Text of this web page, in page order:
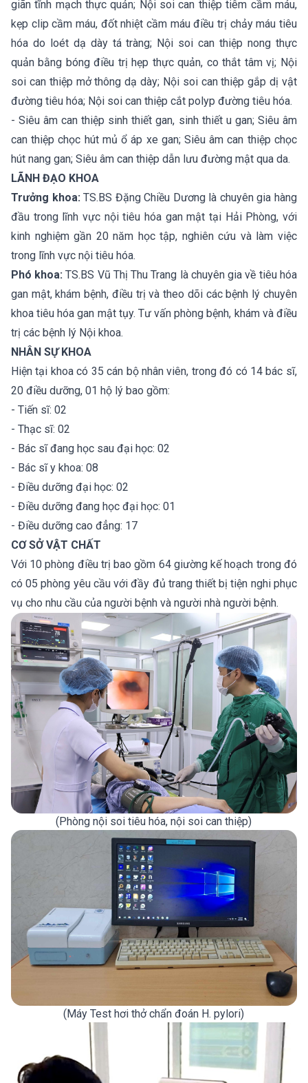
giãn tĩnh mạch thực quản; Nội soi can thiệp tiêm cầm máu,
kẹp clip cầm máu, đốt nhiệt cầm máu điều trị chảy máu tiêu
hóa do loét dạ dày tá tràng; Nội soi can thiệp nong thực
quản bằng bóng điều trị hẹp thực quản, co thắt tâm vị; Nội
soi can thiệp mở thông dạ dày; Nội soi can thiệp gắp dị vật
đường tiêu hóa; Nội soi can thiệp cắt polyp đường tiêu hóa.
- Siêu âm can thiệp sinh thiết gan, sinh thiết u gan; Siêu âm
can thiệp chọc hút mủ ổ áp xe gan; Siêu âm can thiệp chọc
hút nang gan; Siêu âm can thiệp dẫn lưu đường mật qua da.
LÃNH ĐẠO KHOA
Trưởng khoa: TS.BS Đặng Chiều Dương là chuyên gia hàng
đầu trong lĩnh vực nội tiêu hóa gan mật tại Hải Phòng, với
kinh nghiệm gần 20 năm học tập, nghiên cứu và làm việc
trong lĩnh vực nội tiêu hóa.
Phó khoa:TS.BS Vũ Thị Thu Trang là chuyên gia về tiêu hóa
gan mật, khám bệnh, điều trị và theo dõi các bệnh lý chuyên
khoa tiêu hóa gan mật tụy. Tư vấn phòng bệnh, khám và điều
trị các bệnh lý Nội khoa.
NHÂN SỰ KHOA
Hiện tại khoa có 35 cán bộ nhân viên, trong đó có 14 bác sĩ,
20 điều dưỡng, 01 hộ lý bao gồm:
- Tiến sĩ: 02
- Thạc sĩ: 02
- Bác sĩ đang học sau đại học: 02
- Bác sĩ y khoa: 08
- Điều dưỡng đại học: 02
- Điều dưỡng đang học đại học: 01
- Điều dưỡng cao đẳng: 17
CƠ SỞ VẬT CHẤT
Với 10 phòng điều trị bao gồm 64 giường kế hoạch trong đó
có 05 phòng yêu cầu với đầy đủ trang thiết bị tiện nghi phục
vụ cho nhu cầu của người bệnh và người nhà người bệnh.
(Phòng nội soi tiêu hóa, nội soi can thiệp)
(Máy Test hơi thở chẩn đoán H. pylori)